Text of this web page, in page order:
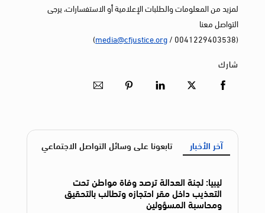
لمزيد من المعلومات والطلبات الإعلامية أو الاستفسارات، يرجى
التواصل معنا
(0041229403538 /
media@cfjustice.org
)
شارك
آخر الأخبار تابعونا على وسائل التواصل الاجتماعي
ليبيا: لجنة العدالة ترصد وفاة مواطن تحت
التعذيب داخل مقر احتجازه وتطالب بالتحقيق
ومحاسبة المسؤولين